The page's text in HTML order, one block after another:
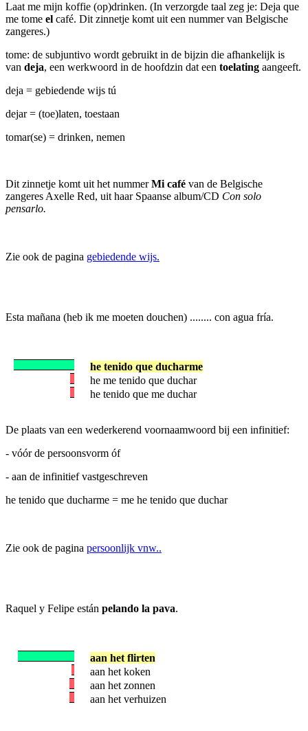
Laat me mijn koffie (op)drinken. (In verzorgde taal zeg je: Deja que
me tome el café. Dit zinnetje komt uit een nummer van Belgische
zangeres.)
tome: de subjuntivo wordt gebruikt in de bijzin die afhankelijk is
van deja, een werkwoord in de hoofdzin dat een toelating aangeeft.
deja = gebiedende wijs tú
dejar = (toe)laten, toestaan
tomar(se) = drinken, nemen
Dit zinnetje komt uit het nummerMi café van de Belgische
zangeres Axelle Red, uit haar Spaanse album/CD Con solo
pensarlo.
Zie ook de pagina gebiedende wijs.
Esta mañana (heb ik me moeten douchen) ........ con agua fría.
he tenido que ducharme
he me tenido que duchar
he tenido que me duchar
De plaats van een wederkerend voornaamwoord bij een infinitief:
- vóór de persoonsvorm óf
- aan de infinitief vastgeschreven
he tenido que ducharme = me he tenido que duchar
Zie ook de pagina persoonlijk vnw..
Raquel y Felipe están pelando la pava.
aan het flirten
aan het koken
aan het zonnen
aan het verhuizen